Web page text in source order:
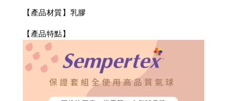
【產品材質】乳膠
【產品特點】